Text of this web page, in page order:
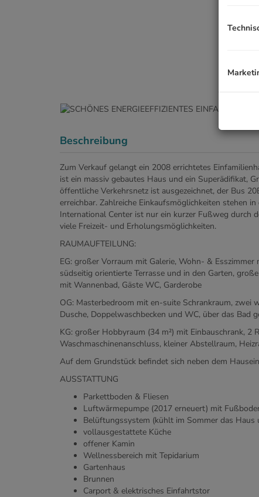
Beschreibung
Zum Verkauf gelangt ein 2008 errichtetes
ist ein massiv gebautes Haus und ein Superädifikat,
öffentliche Verkehrsnetz ist ausgezeichnet, der Bus
erreichbar. Zahlreiche Einkaufsmöglichkeiten stehen
International Center ist nur ein kurzer Fußweg durch
viele Freizeit- und Erholungsmöglichkeiten.
RAUMAUFTEILUNG:
EG: großer Vorraum mit Galerie, Wohn- &
südseitig orientierte Terrasse und in den Garten,
mit Wannenbad, Gäste WC, Garderobe
OG: Masterbedroom mit en-suite Schrankraum, zwei
Dusche, Doppelwaschbecken und WC, über das Bad
KG: großer Hobbyraum (34 m²) mit Einbauschrank,
Waschmaschinenanschluss, kleiner Abstellraum,
Auf dem Grundstück befindet sich neben dem
AUSSTATTUNG
Parkettboden & Fliesen
Luftwärmepumpe (2017 erneuert) mit
Belüftungssystem (kühlt im Sommer das Haus
vollausgestattete Küche
offener Kamin
Wellnessbereich mit Tepidarium
Gartenhaus
Brunnen
Carport & elektrisches Einfahrtstor